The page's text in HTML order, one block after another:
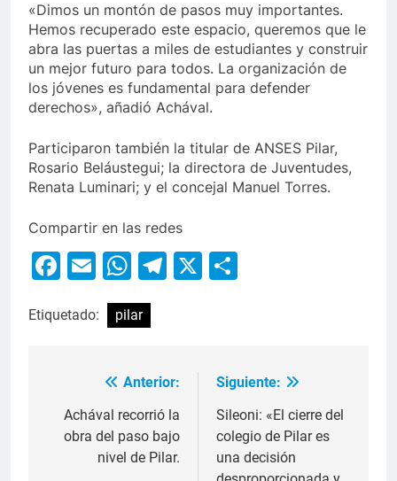
«Dimos un montón de pasos muy importantes.
Hemos recuperado este espacio, queremos que le
abra las puertas a miles de estudiantes y construir
un mejor futuro para todos. La organización de
los jóvenes es fundamental para defender
derechos», añadió Achával.
Participaron también la titular de ANSES Pilar,
Rosario Beláustegui; la directora de Juventudes,
Renata Luminari; y el concejal Manuel Torres.
Compartir en las redes
Facebook
EmailWhatsApp
Telegram
X
Etiquetado: pilar
Anterior:
Achával recorrió la
obra del paso bajo
nivel de Pilar.
Siguiente:
Sileoni: «El cierre del
colegio de Pilar es
una decisión